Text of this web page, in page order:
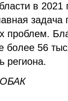
в 2021
задача
проблем.
более 56
региона.